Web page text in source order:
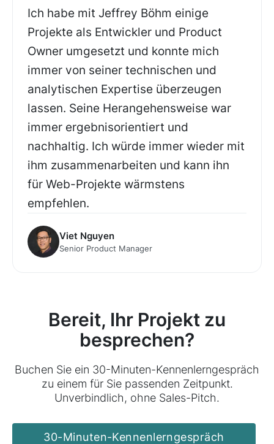
Ich habe mit Jeffrey Böhm einige
Projekte als Entwickler und Product
Owner umgesetzt und konnte mich
immer von seiner technischen und
analytischen Expertise überzeugen
lassen. Seine Herangehensweise war
immer ergebnisorientiert und
nachhaltig. Ich würde immer wieder mit
ihm zusammenarbeiten und kann ihn
für Web-Projekte wärmstens
empfehlen.
Viet Nguyen
Senior Product Manager
Bereit, Ihr Projekt zu
besprechen?
Buchen Sie ein 30-Minuten-Kennenlerngespräch
zu einem für Sie passenden Zeitpunkt.
Unverbindlich, ohne Sales-Pitch.
30-Minuten-Kennenlerngespräch